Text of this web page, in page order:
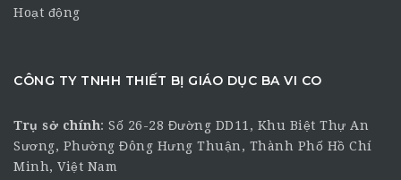
Hoạt động
CÔNG TY TNHH THIẾT BỊ GIÁO DỤC BA VI CO
Trụ sở chính: Số 26-28 Đường DD11, Khu Biệt Thự An
Sương, Phường Đông Hưng Thuận, Thành Phố Hồ Chí
Minh, Việt Nam